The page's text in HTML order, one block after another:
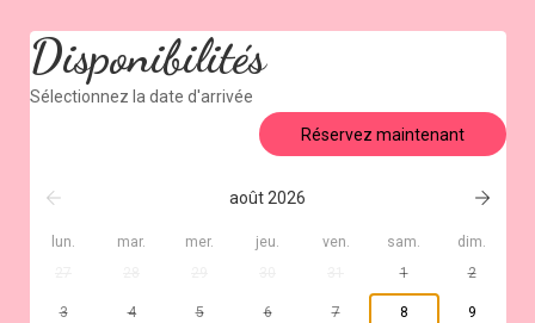
Plan
Galerie
Tarifs
Disponibilités
Avis
Contact
Disponibilités
Sélectionnez la date d'arrivée
Réservez maintenant
août 2026
lun. mar. mer. jeu. ven. sam.
dim.
1 2
3 4 5 6 7 8 9